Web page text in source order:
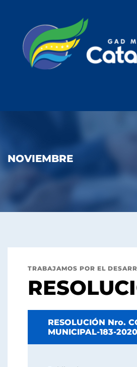
NOVIEMBRE
TRABAJAMOS POR EL
RESOLUCIÓN Nro.
MUNICIPAL-183-2020